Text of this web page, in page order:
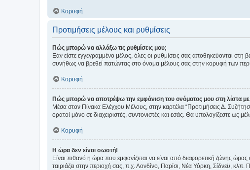
Κορυφή
Προτιμήσεις μέλους και ρυθμίσεις
Πώς μπορώ να αλλάξω τις ρυθμίσεις μου;
Εάν είστε εγγεγραμμένο μέλος, όλες οι ρυθμίσεις σας αποθηκεύονται
συνήθως να βρεθεί πατώντας στο όνομα μέλους σας στην κορυφή των
Κορυφή
Πώς μπορώ να αποτρέψω την εμφάνιση του ονόματος μου στη λίστα
Μέσα στον Πίνακα Ελέγχου Μέλους, στην καρτέλα “Προτιμήσεις Δ.
ορατοί μόνο σε διαχειριστές, συντονιστές και εσάς. Θα υπολογίζεστε ως
Κορυφή
Η ώρα δεν είναι σωστή!
Είναι πιθανό η ώρα που εμφανίζεται να είναι από διαφορετική ζώνης
ταιριάζει στην περιοχή σας, π.χ. Λονδίνο, Παρίσι, Νέα Υόρκη, Σίδνεϋ,